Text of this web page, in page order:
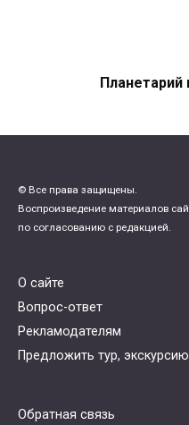
Планетарий
© Все права защищены.
Воспроизведение материалов
по согласованию с редакцией.
О сайте
Вопрос-ответ
Рекламодателям
Предложить тур, экскурсию
Обратная связь